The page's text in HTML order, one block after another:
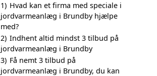
1) Hvad kan et firma med speciale i
jordvarmeanlæg i Brundby hjælpe
med?
2) Indhent altid mindst 3 tilbud på
jordvarmeanlæg i Brundby
3) Få nemt 3 tilbud på
jordvarmeanlæg i Brundby, du kan